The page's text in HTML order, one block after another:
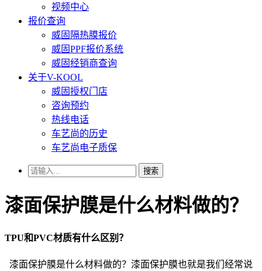
视频中心
报价查询
威固隔热膜报价
威固PPF报价系统
威固经销商查询
关于V-KOOL
威固授权门店
咨询预约
热线电话
车艺尚的历史
车艺尚电子质保
搜索
漆面保护膜是什么材料做的？
TPU和PVC材质有什么区别？
漆面保护膜是什么材料做的？漆面保护膜也就是我们经常说